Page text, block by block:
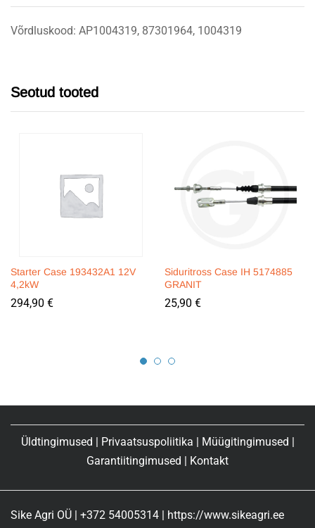
Võrdluskood: AP1004319, 87301964, 1004319
Seotud tooted
Starter Case 193432A1 12V
4,2kW
294,90 €
Siduritross Case IH 5174885
GRANIT
25,90 €
Üldtingimused Privaatsuspoliitika Müügitingimused
Garantiitingimused
Kontakt
Sike Agri OÜ | +372 54005314 | https://www.sikeagri.ee